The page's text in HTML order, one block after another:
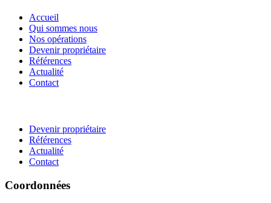
Accueil
Qui sommes nous
Nos opérations
Devenir propriétaire
Références
Actualité
Contact
Devenir propriétaire
Références
Actualité
Contact
Coordonnées